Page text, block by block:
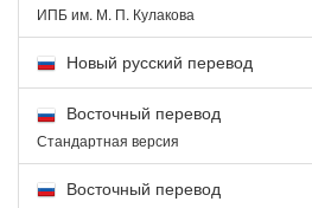
ИПБ им. М. П. Кулакова
Новый русский перевод
Восточный перевод
Стандартная версия
Восточный перевод